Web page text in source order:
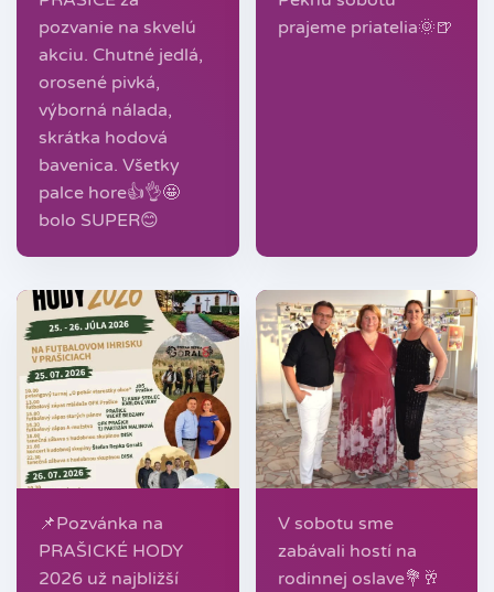
pozvanie na skvelú
akciu. Chutné jedlá,
orosené pivká,
výborná nálada,
skrátka hodová
bavenica. Všetky
palce hore👍👌🤩
bolo SUPER😊
prajeme priatelia🌞🍺
📌Pozvánka na
PRAŠICKÉ HODY
2026 už najbližší
V sobotu sme
zabávali hostí na
rodinnej oslave💐🥂